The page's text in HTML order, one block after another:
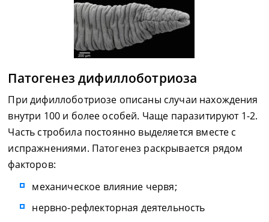
Патогенез дифиллоботриоза
При дифиллоботриозе описаны случаи нахождения
внутри 100 и более особей. Чаще паразитируют 1-2.
Часть стробила постоянно выделяется вместе с
испражнениями. Патогенез раскрывается рядом
факторов:
механическое влияние червя;
нервно-рефлекторная деятельность